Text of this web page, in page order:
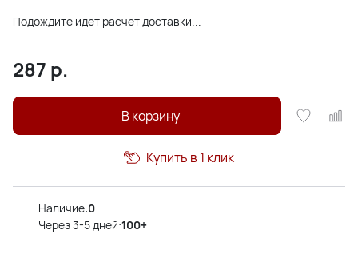
Подождите идёт расчёт доставки...
287 р.
В корзину
Купить в 1 клик
Наличие:0
Через 3-5 дней:100+